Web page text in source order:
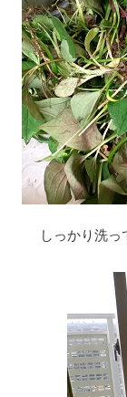
しっかり洗